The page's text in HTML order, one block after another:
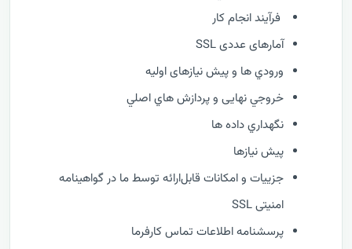
فرآيند انجام کار
آمارهای عددی SSL
ورودي ها و پیش نیازهای اولیه
خروجي نهایی و پردازش هاي اصلي
نگهداري داده ها
پیش نیازها
جزییات و امکانات قابل‌ارائه توسط ما در گواهینامه
امنیتی SSL
پرسشنامه اطلاعات تماس کارفرما